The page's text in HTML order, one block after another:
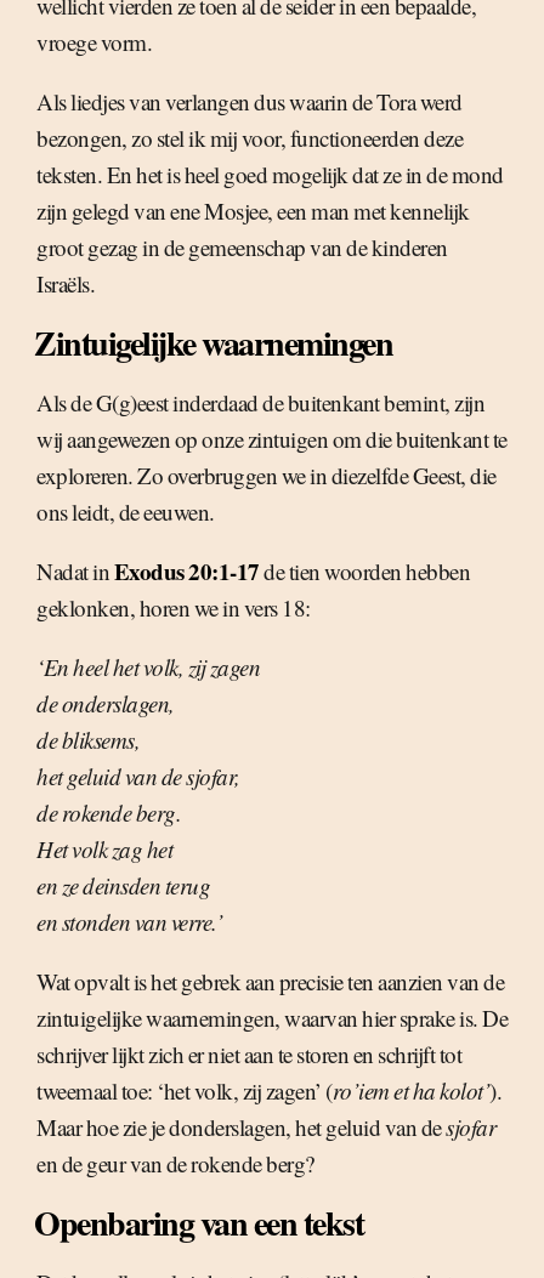
vroege vorm.
Als liedjes van verlangen dus waarin de Tora werd
bezongen, zo stel ik mij voor, functioneerden deze
teksten. En het is heel goed mogelijk dat ze in de mond
zijn gelegd van ene Mosjee, een man met kennelijk
groot gezag in de gemeenschap van de kinderen
Israëls.
Zintuigelijke waarnemingen
Als de G(g)eest inderdaad de buitenkant bemint, zijn
wij aangewezen op onze zintuigen om die buitenkant te
exploreren. Zo overbruggen we in diezelfde Geest, die
ons leidt, de eeuwen.
Nadat in Exodus 20:1-17de tien woorden hebben
geklonken, horen we in vers 18:
‘En heel het volk, zij zagen
de onderslagen,
de bliksems,
het geluid van de sjofar,
de rokende berg.
Het volk zag het
en ze deinsden terug
en stonden van verre.’
Wat opvalt is het gebrek aan precisie ten aanzien van de
zintuigelijke waarnemingen, waarvan hier sprake is. De
schrijver lijkt zich er niet aan te storen en schrijft tot
tweemaal toe: ‘het volk, zij zagen’ (ro’iem et ha kolot’).
Maar hoe zie je donderslagen, het geluid van desjofar
en de geur van de rokende berg?
Openbaring van een tekst